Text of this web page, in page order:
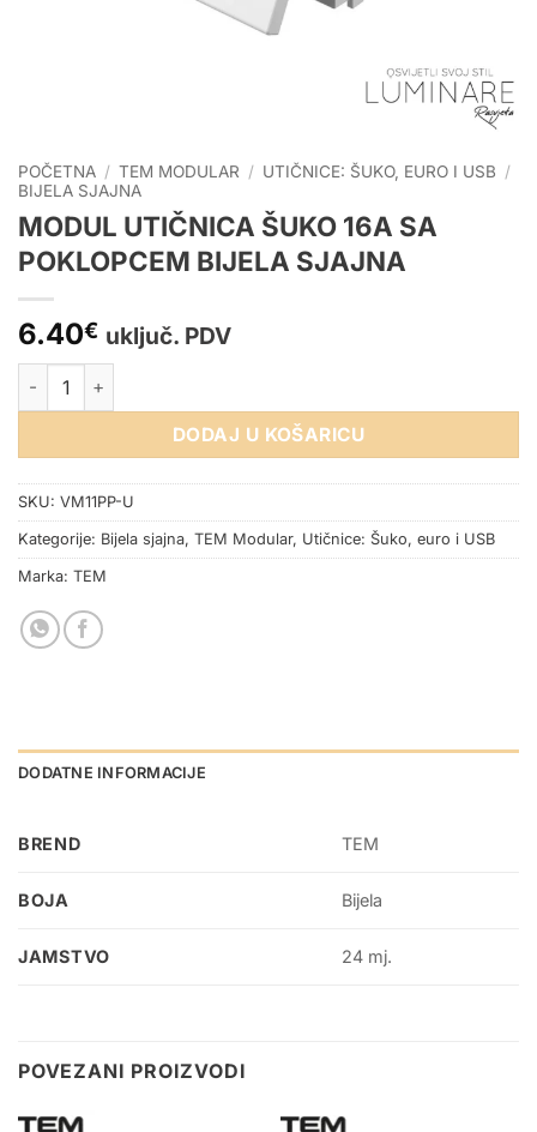
POČETNA / TEM MODULAR / UTIČNICE: ŠUKO, EURO I USB /
BIJELA SJAJNA
MODUL UTIČNICA ŠUKO 16A SA
POKLOPCEM BIJELA SJAJNA
6.40€ uključ. PDV
MODUL UTIČNICA ŠUKO 16A SA POKLOPCEM BIJELA
DODAJ U KOŠARICU
SKU: VM11PP-U
Kategorije: Bijela sjajna, TEM Modular, Utičnice: Šuko, euro i USB
Marka: TEM
DODATNE INFORMACIJE
BREND TEM
BOJA Bijela
JAMSTVO 24 mj.
POVEZANI PROIZVODI